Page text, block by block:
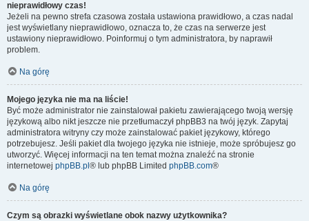
nieprawidłowy czas!
Jeżeli na pewno strefa czasowa została ustawiona prawidłowo, a czas nadal
jest wyświetlany nieprawidłowo, oznacza to, że czas na serwerze jest
ustawiony nieprawidłowo. Poinformuj o tym administratora, by naprawił
problem.
Na górę
Mojego języka nie ma na liście!
Być może administrator nie zainstalował pakietu zawierającego twoją wersję
językową albo nikt jeszcze nie przetłumaczył phpBB3 na twój język. Zapytaj
administratora witryny czy może zainstalować pakiet językowy, którego
potrzebujesz. Jeśli pakiet dla twojego języka nie istnieje, może spróbujesz go
utworzyć. Więcej informacji na ten temat można znaleźć na stronie
internetowej phpBB.pl ® lub phpBB Limited phpBB.com®
Na górę
Czym są obrazki wyświetlane obok nazwy użytkownika?